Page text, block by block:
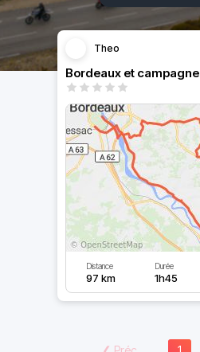
Theo
Bordeaux et campagne
Distance
97 km
Durée
1h45